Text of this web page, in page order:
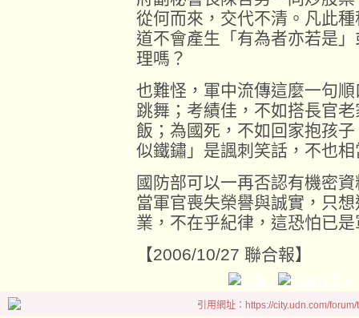
從何而來，交代不清。凡此
道不會產生「有為者亦若是
理嗎？
也難怪，軍中流傳這麼一句
跳舞；考績佳，不如搭長官
飯；為國死，不如回家抱孩
似鐵鏽」是諷刺笑話，不也
國防部可以一再否認有機密
當軍官喪失榮譽與誠實，只
業，不在乎紀律，這恐怕已
【2006/10/27 聯合報】
引用網址：https://city.udn.com/